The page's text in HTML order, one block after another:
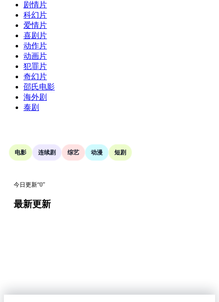
剧情片
科幻片
爱情片
喜剧片
动作片
动画片
犯罪片
奇幻片
邵氏电影
海外剧
泰剧
电影 连续剧 综艺 动漫 短剧
今日更新“0”
最新更新